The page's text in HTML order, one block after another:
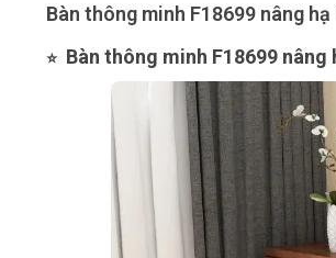
Bàn thông minh F18699 nâng
⭐ Bàn thông minh F18699